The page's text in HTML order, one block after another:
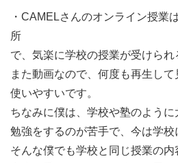
の映像を撮影していきます。
定です。来年度以降は、小学校・
像授業も制作予定です。
・映像授業への出演（パワーポイ
・ＷＥＢテストの作成の補助（
・ＣＡＭＥＬを全国に広める広報
を主に募集しています。
・CAMELさんのオンライン授業
所
で、気楽に学校の授業が受けられ
また動画なので、何度も再生し
使いやすいです。
ちなみに僕は、学校や塾のよう
勉強をするのが苦手で、今は学校
そんな僕でも学校と同じ授業の内